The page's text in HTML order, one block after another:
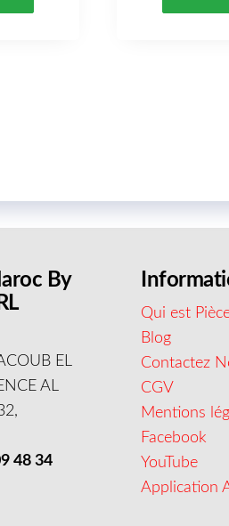
By
EL
AL
48 34
Qui est
Blog
Contactez
CGV
Mentions
Facebook
YouTube
Application